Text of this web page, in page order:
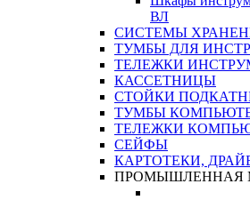
ВЛ
СИСТЕМЫ
ТУМБЫ ДЛЯ
ТЕЛЕЖКИ
КАССЕТНИЦЫ
СТОЙКИ
ТУМБЫ
ТЕЛЕЖКИ
СЕЙФЫ
КАРТОТЕКИ,
ПРОМЫШЛЕННАЯ